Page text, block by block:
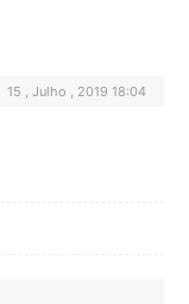
15 , Julho , 2019 18:04